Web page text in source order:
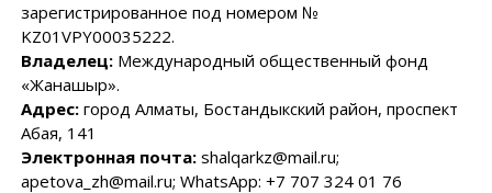
зарегистрированное под номером №
KZ01VPY00035222.
Владелец:Международный общественный фонд
«Жанашыр».
Адрес:город Алматы, Бостандыкский район, проспект
Абая, 141
Электронная почта:shalqarkz@mail.ru;
apetova_zh@mail.ru; WhatsApp: +7 707 324 01 76